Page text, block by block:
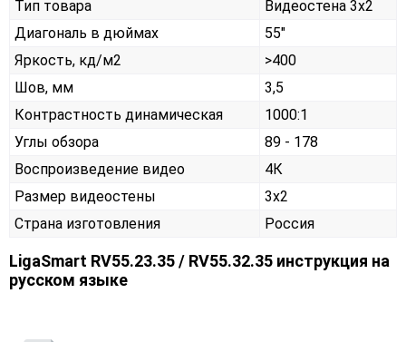
Тип товара
Видеостена 3х2
Диагональ в дюймах
55"
Яркость, кд/м2
>400
Шов, мм
3,5
Контрастность динамическая
1000:1
Углы обзора
89 - 178
Воспроизведение видео
4К
Размер видеостены
3x2
Страна изготовления
Россия
LigaSmart RV55.23.35 / RV55.32.35 инструкция на
русском языке